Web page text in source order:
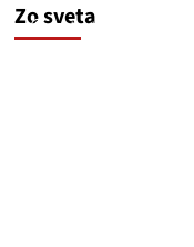
Zo sveta
medvedar